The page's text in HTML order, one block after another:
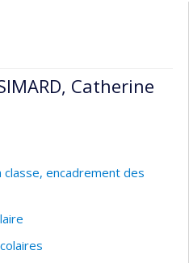
ainsi que ce qui
garçons à l’égard de la
et gestion de classe» au
et
de Montréal :
gestion de la classe du
Catherine
classe, encadrement des